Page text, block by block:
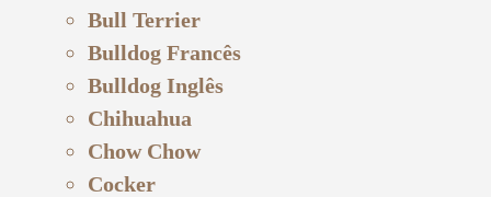
Bull Terrier
Bulldog Francês
Bulldog Inglês
Chihuahua
Chow Chow
Cocker